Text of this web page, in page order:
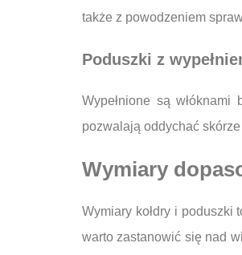
także z powodzeniem
Poduszki z
Wypełnione są
pozwalają oddychać
Wymiary
Wymiary kołdry i poduszki
warto zastanowić się nad